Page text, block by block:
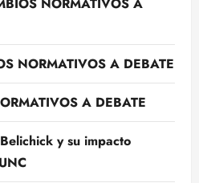
NORMATIVOS A DEBATE
A DEBATE
y su impacto